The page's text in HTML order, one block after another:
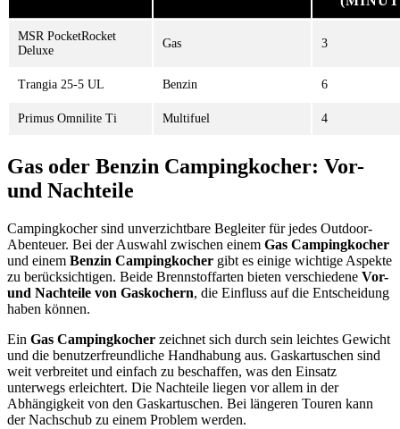
MSR PocketRocket
Deluxe
Gas 3
Trangia 25-5 UL Benzin 6
Primus Omnilite Ti Multifuel 4
Gas oder Benzin Campingkocher: Vor-
und Nachteile
Campingkocher sind unverzichtbare Begleiter für jedes Outdoor-
Abenteuer. Bei der Auswahl zwischen einem Gas Campingkocher
und einem Benzin Campingkocher gibt es einige wichtige Aspekte
zu berücksichtigen. Beide Brennstoffarten bieten verschiedene Vor-
und Nachteile von Gaskochern, die Einfluss auf die Entscheidung
haben können.
Ein Gas Campingkocher zeichnet sich durch sein leichtes Gewicht
und die benutzerfreundliche Handhabung aus. Gaskartuschen sind
weit verbreitet und einfach zu beschaffen, was den Einsatz
unterwegs erleichtert. Die Nachteile liegen vor allem in der
Abhängigkeit von den Gaskartuschen. Bei längeren Touren kann
der Nachschub zu einem Problem werden.